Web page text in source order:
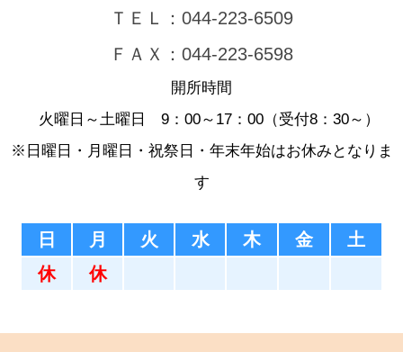
ＴＥＬ：044-223-6509
ＦＡＸ：044-223-6598
開所時間
火曜日～土曜日 9：00～17：00（受付8：30～）
※日曜日・月曜日・祝祭日・年末年始はお休みとなりま
す
日 月 火 水 木 金
土
休
休